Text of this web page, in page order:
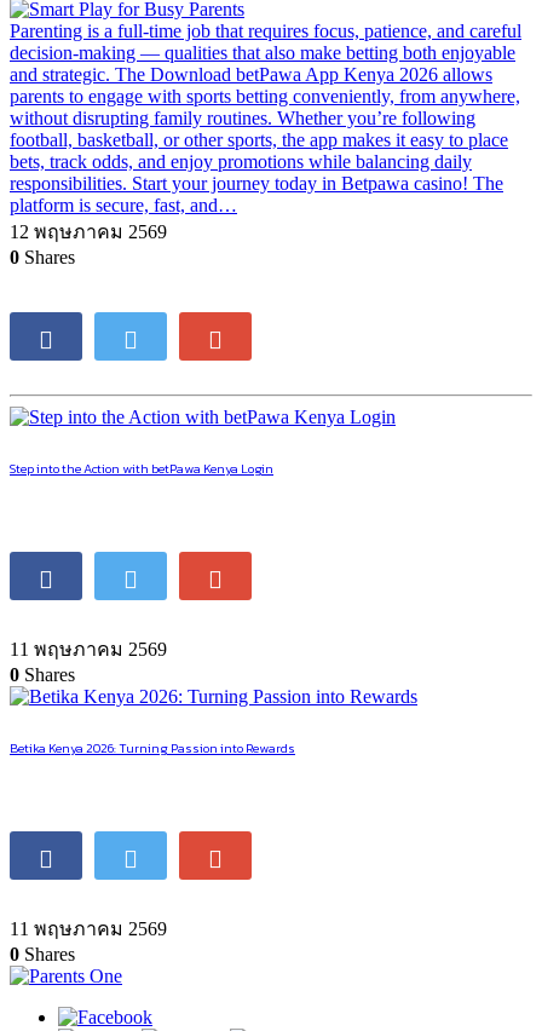
Parenting is a full-time job that requires focus, patience, and careful
decision-making — qualities that also make betting both enjoyable
and strategic. The Download betPawa App Kenya 2026 allows
parents to engage with sports betting conveniently, from anywhere,
without disrupting family routines. Whether you’re following
football, basketball, or other sports, the app makes it easy to place
bets, track odds, and enjoy promotions while balancing daily
responsibilities. Start your journey today in Betpawa casino! The
platform is secure, fast, and…
12 พฤษภาคม 2569
0 Shares
Step into the Action with betPawa Kenya Login
11 พฤษภาคม 2569
0 Shares
Betika Kenya 2026: Turning Passion into Rewards
11 พฤษภาคม 2569
0 Shares